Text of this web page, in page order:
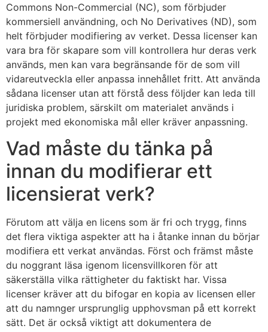
Commons Non-Commercial (NC), som förbjuder
kommersiell användning, och No Derivatives (ND), som
helt förbjuder modifiering av verket. Dessa licenser kan
vara bra för skapare som vill kontrollera hur deras verk
används, men kan vara begränsande för de som vill
vidareutveckla eller anpassa innehållet fritt. Att använda
sådana licenser utan att förstå dess följder kan leda till
juridiska problem, särskilt om materialet används i
projekt med ekonomiska mål eller kräver anpassning.
Vad måste du tänka på
innan du modifierar ett
licensierat verk?
Förutom att välja en licens som är fri och trygg, finns
det flera viktiga aspekter att ha i åtanke innan du börjar
modifiera ett verkat användas. Först och främst måste
du noggrant läsa igenom licensvillkoren för att
säkerställa vilka rättigheter du faktiskt har. Vissa
licenser kräver att du bifogar en kopia av licensen eller
att du namnger ursprunglig upphovsman på ett korrekt
sätt. Det är också viktigt att dokumentera de